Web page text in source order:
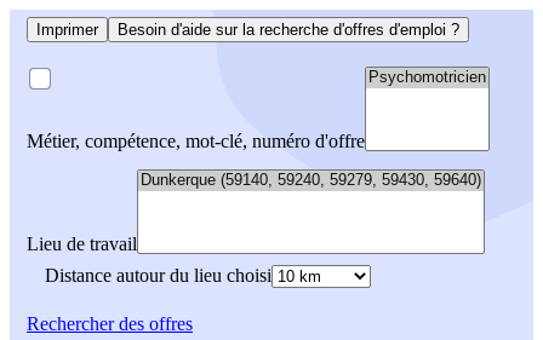
Imprimer Besoin d'aide sur la recherche d'offres d'emploi ?
Métier, compétence, mot-clé, numéro d'offre
Lieu de travail
Distance autour du lieu choisi
Rechercherdes offres